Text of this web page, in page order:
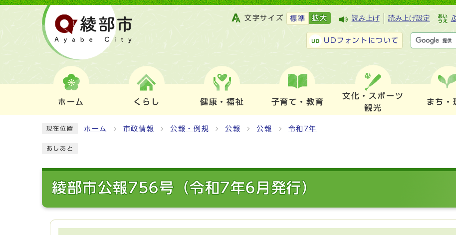
文字サイズ 標準 拡大 読み上げ 読み上げ設定
UDフォントについて
ホーム くらし 健康・福祉 子育て・教育
文化・スポーツ
観光
まち・
現在位置 ホーム 市政情報 公報・例規 公報 公報 令和7年
あしあと
綾部市公報756号（令和7年6月発行）